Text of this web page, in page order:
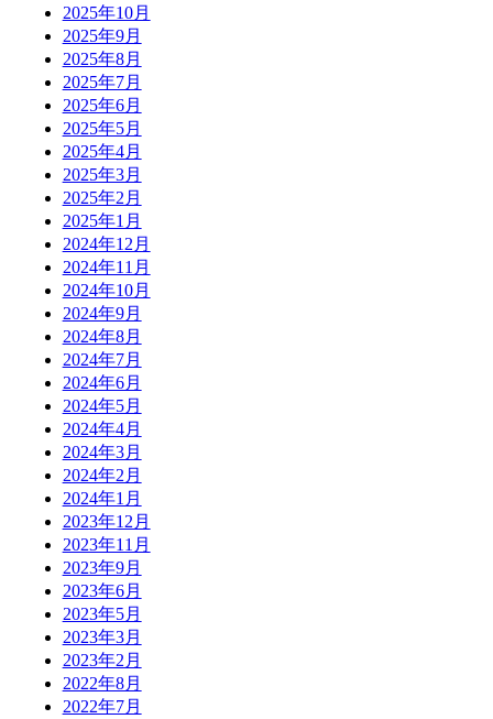
2025年10月
2025年9月
2025年8月
2025年7月
2025年6月
2025年5月
2025年4月
2025年3月
2025年2月
2025年1月
2024年12月
2024年11月
2024年10月
2024年9月
2024年8月
2024年7月
2024年6月
2024年5月
2024年4月
2024年3月
2024年2月
2024年1月
2023年12月
2023年11月
2023年9月
2023年6月
2023年5月
2023年3月
2023年2月
2022年8月
2022年7月